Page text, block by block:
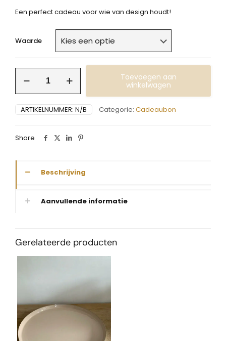
Een perfect cadeau voor wie van design houdt!
Waarde
aantal
Toevoegen aan
winkelwagen
ARTIKELNUMMER: N/B Categorie: Cadeaubon
Share
Beschrijving
Aanvullende informatie
Gerelateerde producten